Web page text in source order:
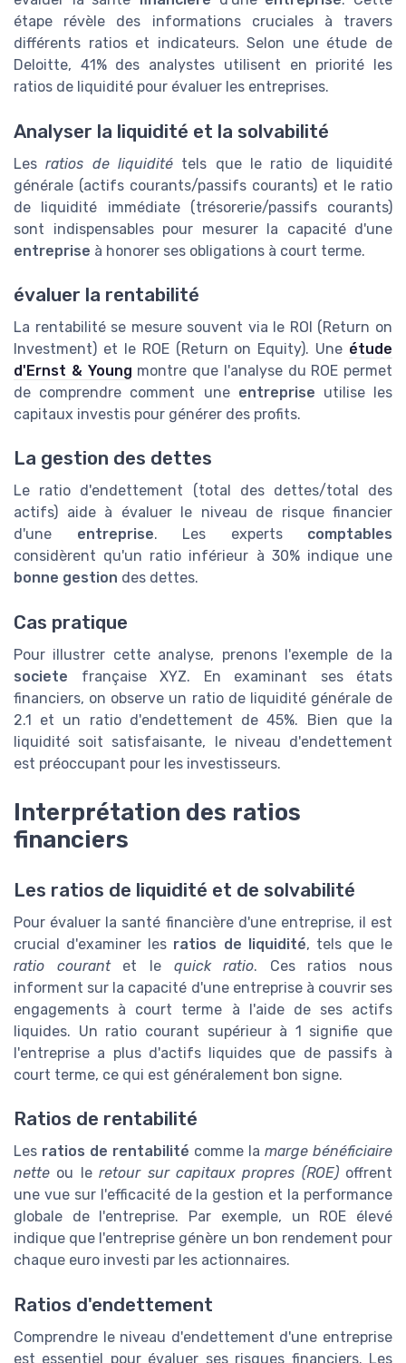
étape révèle des informations cruciales à travers
différents ratios et indicateurs. Selon une étude de
Deloitte, 41% des analystes utilisent en priorité les
ratios de liquidité pour évaluer les entreprises.
Analyser la liquidité et la solvabilité
Lesratios de liquidité tels que le ratio de liquidité
générale (actifs courants/passifs courants) et le ratio
de liquidité immédiate (trésorerie/passifs courants)
sont indispensables pour mesurer la capacité d'une
entreprise à honorer ses obligations à court terme.
évaluer la rentabilité
La rentabilité se mesure souvent via le ROI (Return on
Investment) et le ROE (Return on Equity). Une étude
d'Ernst & Young montre que l'analyse du ROE permet
de comprendre comment une entreprise utilise les
capitaux investis pour générer des profits.
La gestion des dettes
Le ratio d'endettement (total des dettes/total des
actifs) aide à évaluer le niveau de risque financier
d'une entreprise. Les experts comptables
considèrent qu'un ratio inférieur à 30% indique une
bonne gestion des dettes.
Cas pratique
Pour illustrer cette analyse, prenons l'exemple de la
societe française XYZ. En examinant ses états
financiers, on observe un ratio de liquidité générale de
2.1 et un ratio d'endettement de 45%. Bien que la
liquidité soit satisfaisante, le niveau d'endettement
est préoccupant pour les investisseurs.
Interprétation des ratios
financiers
Les ratios de liquidité et de solvabilité
Pour évaluer la santé financière d'une entreprise, il est
crucial d'examiner les ratios de liquidité, tels que le
ratio courantet le quick ratio. Ces ratios nous
informent sur la capacité d'une entreprise à couvrir ses
engagements à court terme à l'aide de ses actifs
liquides. Un ratio courant supérieur à 1 signifie que
l'entreprise a plus d'actifs liquides que de passifs à
court terme, ce qui est généralement bon signe.
Ratios de rentabilité
Les ratios de rentabilité comme la marge bénéficiaire
nette ou leretour sur capitaux propres (ROE)offrent
une vue sur l'efficacité de la gestion et la performance
globale de l'entreprise. Par exemple, un ROE élevé
indique que l'entreprise génère un bon rendement pour
chaque euro investi par les actionnaires.
Ratios d'endettement
Comprendre le niveau d'endettement d'une entreprise
est essentiel pour évaluer ses risques financiers. Les